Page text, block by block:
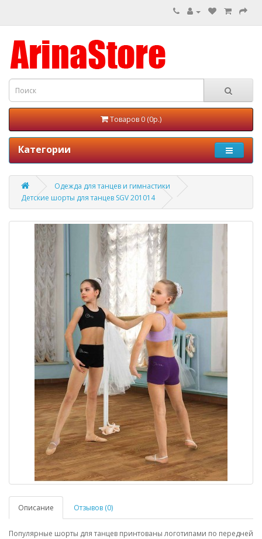
Товаров 0 (0р.)
Категории
Одежда для танцев и гимнастики
Детские шорты для танцев SGV 201014
Описание Отзывов (0)
Популярные шорты для танцев принтованы логотипами по передней